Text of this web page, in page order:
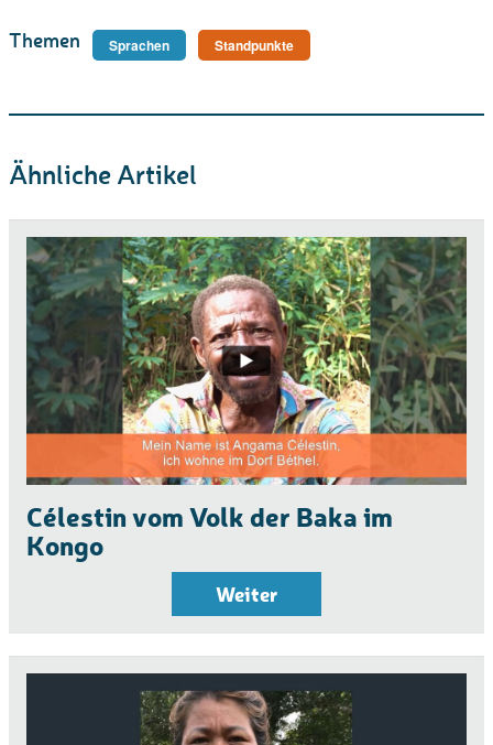
Themen Sprachen Standpunkte
Ähnliche Artikel
Célestin vom Volk der Baka im
Kongo
Weiter